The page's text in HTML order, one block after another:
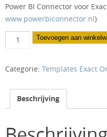
Power BI Connector voor
www.powerbiconnector.nl)
Template
Abonnementen
Exact
aantal
Toevoegen aan
Categorie: Templates Exact
Beschrijving